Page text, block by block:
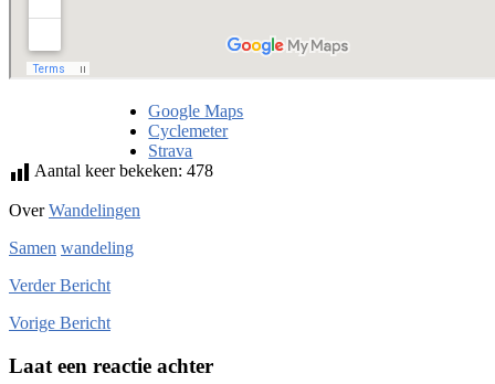
Google Maps
Cyclemeter
Strava
Aantal keer bekeken: 478
OverWandelingen
Samen wandeling
VerderBericht
Vorige Bericht
Laat een reactie achter